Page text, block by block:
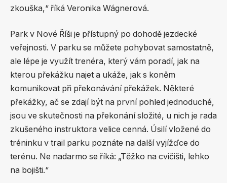
zkouška,“ říká Veronika Wágnerová.
Park v Nové Říši je přístupný po dohodě jezdecké
veřejnosti. V parku se můžete pohybovat samostatně,
ale lépe je využít trenéra, který vám poradí, jak na
kterou překážku najet a ukáže, jak s koněm
komunikovat při překonávání překážek. Některé
překážky, ač se zdají být na první pohled jednoduché,
jsou ve skutečnosti na překonání složité, u nich je rada
zkušeného instruktora velice cenná. Úsilí vložené do
tréninku v trail parku poznáte na další vyjížďce do
terénu. Ne nadarmo se říká: „Těžko na cvičišti, lehko
na bojišti.“